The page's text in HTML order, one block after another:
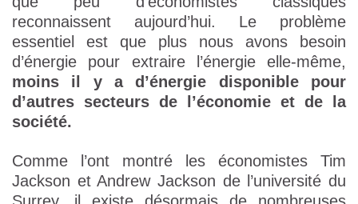
reconnaissent aujourd’hui. Le problème
essentiel est que plus nous avons besoin
d’énergie pour extraire l’énergie elle-même,
moins il y a d’énergie disponible pour
d’autres secteurs de l’économie et de la
société.
Comme l’ont montré les économistes Tim
Jackson et Andrew Jackson de l’université du
Surrey, il existe désormais de nombreuses